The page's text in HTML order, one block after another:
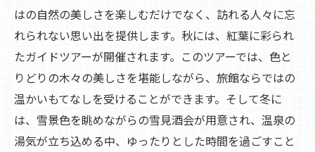
四季の移ろいとともに楽しむ温泉の旅
横谷温泉での特別なひとときの記憶
変わりゆく季節を楽しむ観光イベント
心に刻まれる横谷温泉での思い出
はの自然の美しさを楽しむだけでなく、訪れる人々に忘
れられない思い出を提供します。秋には、紅葉に彩られ
たガイドツアーが開催されます。このツアーでは、色と
りどりの木々の美しさを堪能しながら、旅館ならではの
温かいもてなしを受けることができます。そして冬に
は、雪景色を眺めながらの雪見酒会が用意され、温泉の
湯気が立ち込める中、ゆったりとした時間を過ごすこと